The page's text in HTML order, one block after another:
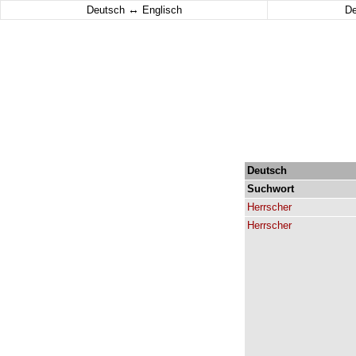
Deutsch ↔ Englisch
Deutsch
Suchwort
Herrscher
Herrscher